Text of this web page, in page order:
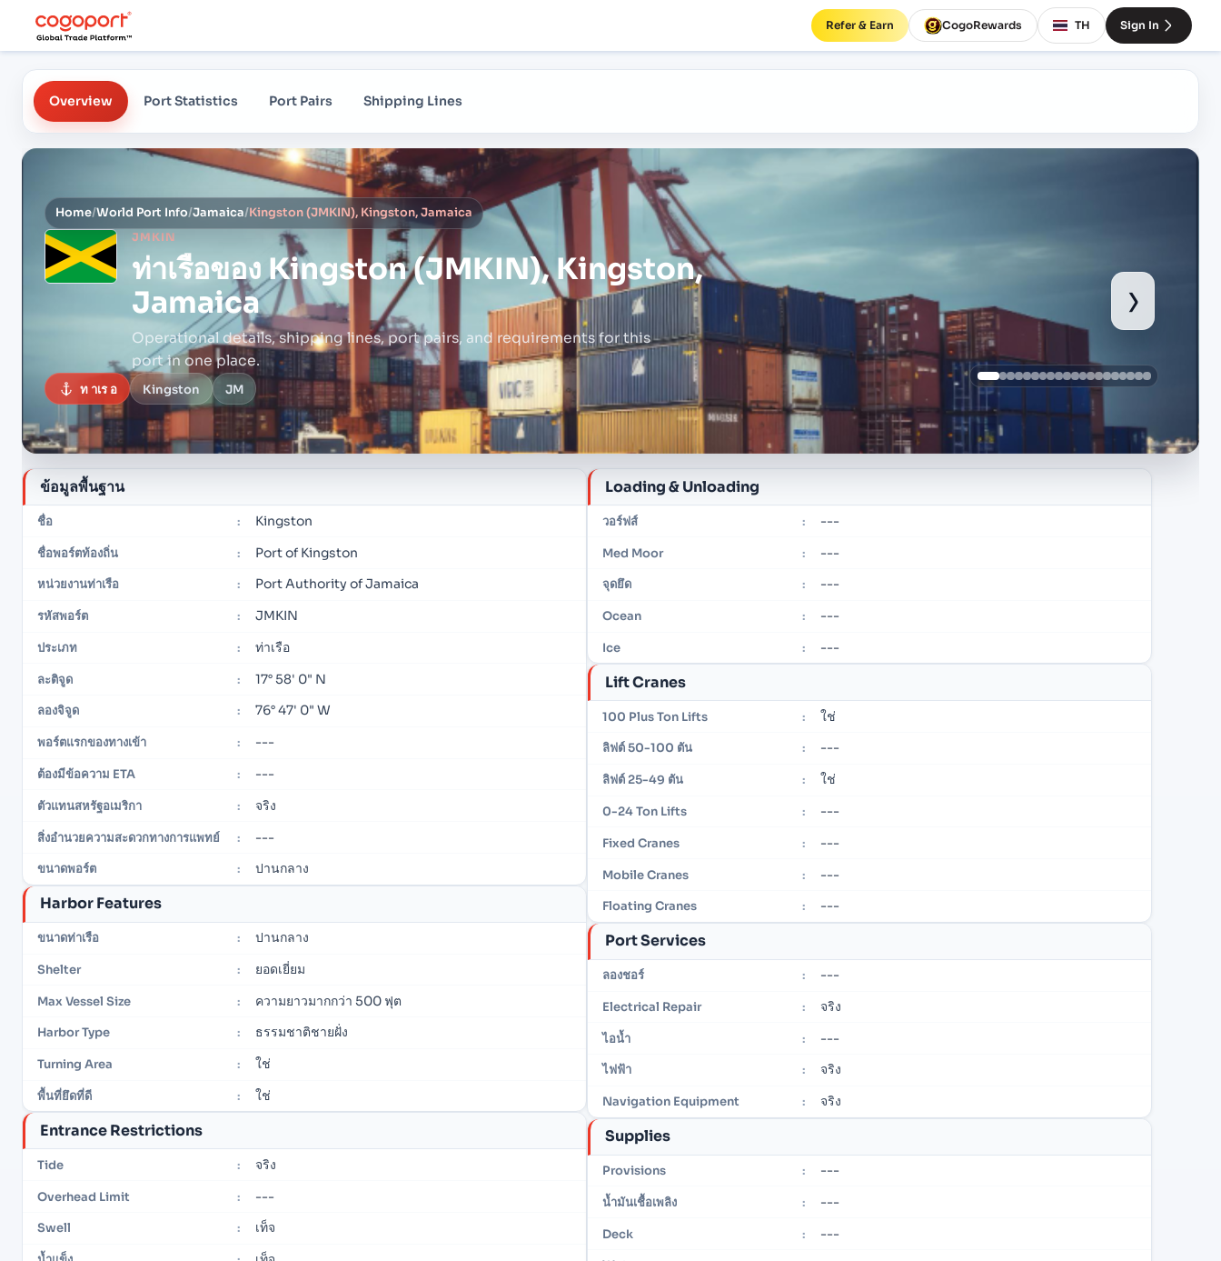
Refer & Earn CogoRewards TH Sign In
Overview Port Statistics Port Pairs Shipping Lines
Home/World Port Info/Jamaica/Kingston (JMKIN), Kingston, Jamaica
JMKIN
ท่าเรือของKingston (JMKIN), Kingston,
Jamaica
Operational details, shipping lines, port pairs, and requirements for this
port in one place.
ท าเร อ Kingston JM
›
ข้อมูลพื้นฐาน
ชื่อ : Kingston
ชื่อพอร์ตท้องถิ่น : Port of Kingston
หน่วยงานท่าเรือ : Port Authority of Jamaica
รหัสพอร์ต : JMKIN
ประเภท : ท่าเรือ
ละติจูด : 17° 58' 0" N
ลองจิจูด : 76° 47' 0" W
พอร์ตแรกของทางเข้า : ---
ต้องมีข้อความ ETA : ---
ตัวแทนสหรัฐอเมริกา : จริง
สิ่งอำนวยความสะดวกทางการแพทย์ : ---
ขนาดพอร์ต : ปานกลาง
Harbor Features
ขนาดท่าเรือ : ปานกลาง
Shelter : ยอดเยี่ยม
Max Vessel Size : ความยาวมากกว่า 500 ฟุต
Harbor Type : ธรรมชาติชายฝั่ง
Turning Area : ใช่
พื้นที่ยึดที่ดี : ใช่
Entrance Restrictions
Tide : จริง
Overhead Limit : ---
Swell : เท็จ
Loading & Unloading
วอร์ฟส์ : ---
Med Moor : ---
จุดยึด : ---
Ocean : ---
Ice : ---
Lift Cranes
100 Plus Ton Lifts : ใช่
ลิฟต์ 50-100 ตัน : ---
ลิฟต์ 25-49 ตัน : ใช่
0-24 Ton Lifts : ---
Fixed Cranes : ---
Mobile Cranes : ---
Floating Cranes : ---
Port Services
ลองชอร์ : ---
Electrical Repair : จริง
ไอน้ำ : ---
ไฟฟ้า : จริง
Navigation Equipment : จริง
Supplies
Provisions : ---
น้ำมันเชื้อเพลิง : ---
Deck : ---